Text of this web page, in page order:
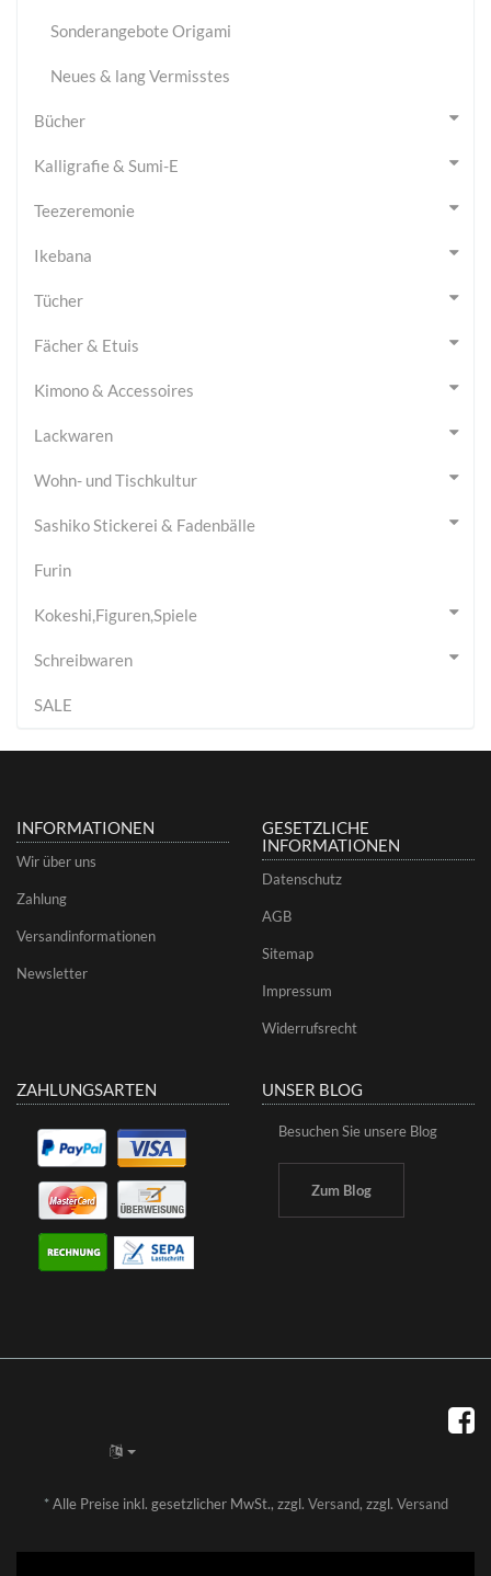
Sonderangebote Origami
Neues & lang Vermisstes
Bücher
Kalligrafie & Sumi-E
Teezeremonie
Ikebana
Tücher
Fächer & Etuis
Kimono & Accessoires
Lackwaren
Wohn- und Tischkultur
Sashiko Stickerei & Fadenbälle
Furin
Kokeshi,Figuren,Spiele
Schreibwaren
SALE
INFORMATIONEN
Wir über uns
Zahlung
Versandinformationen
Newsletter
GESETZLICHE
INFORMATIONEN
Datenschutz
AGB
Sitemap
Impressum
Widerrufsrecht
ZAHLUNGSARTEN UNSER BLOG
Besuchen Sie unsere Blog
Zum Blog
*Alle Preise inkl. gesetzlicher MwSt., zzgl. Versand, zzgl. Versand